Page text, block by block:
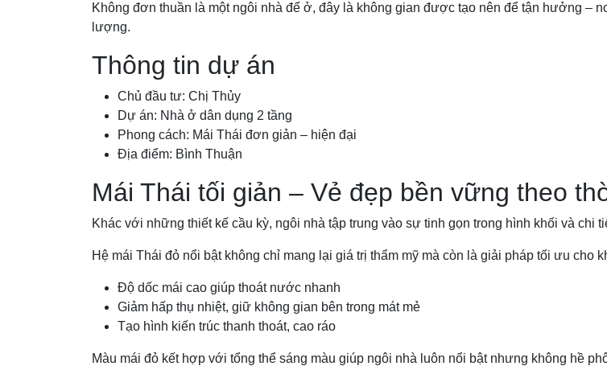
Không đơn thuần là một ngôi nhà để ở, đây là không gian được tạo nên để tận hưởng –
lượng.
Thông tin dự án
Chủ đầu tư: Chị Thủy
Dự án: Nhà ở dân dụng 2 tầng
Phong cách: Mái Thái đơn giản – hiện đại
Địa điểm: Bình Thuận
Mái Thái tối giản – Vẻ đẹp bền vững theo
Khác với những thiết kế cầu kỳ, ngôi nhà tập trung vào sự tinh gọn trong hình khối và chi
Hệ mái Thái đỏ nổi bật không chỉ mang lại giá trị thẩm mỹ mà còn là giải pháp tối ưu cho
Độ dốc mái cao giúp thoát nước nhanh
Giảm hấp thụ nhiệt, giữ không gian bên trong mát mẻ
Tạo hình kiến trúc thanh thoát, cao ráo
Màu mái đỏ kết hợp với tổng thể sáng màu giúp ngôi nhà luôn nổi bật nhưng không hề